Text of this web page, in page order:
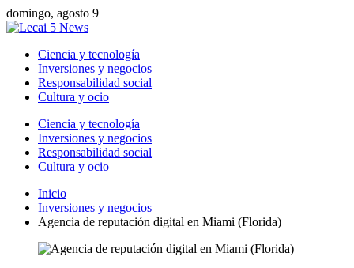
domingo, agosto 9
Ciencia y tecnología
Inversiones y negocios
Responsabilidad social
Cultura y ocio
Ciencia y tecnología
Inversiones y negocios
Responsabilidad social
Cultura y ocio
Inicio
Inversiones y negocios
Agencia de reputación digital en Miami (Florida)